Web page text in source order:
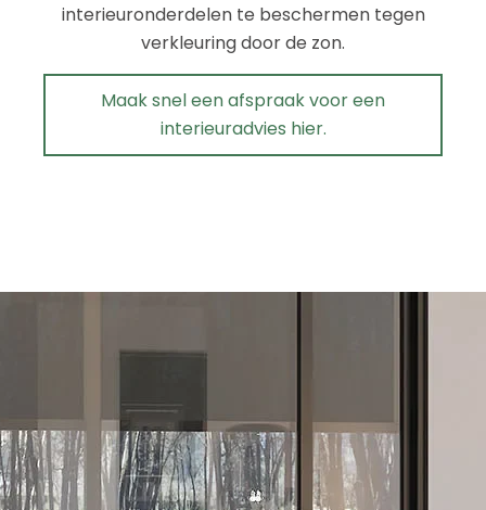
interieuronderdelen te beschermen tegen
verkleuring door de zon.
Maak snel een afspraak voor een
interieuradvies hier.